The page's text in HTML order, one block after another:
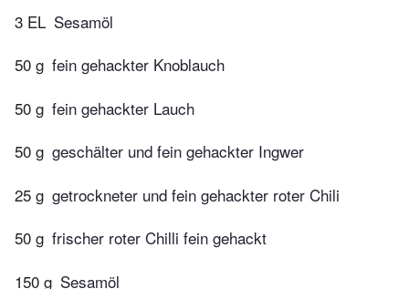
3 EL Sesamöl
50 g fein gehackter Knoblauch
50 g fein gehackter Lauch
50 g geschälter und fein gehackter Ingwer
25 g getrockneter und fein gehackter roter Chili
50 g frischer roter Chilli fein gehackt
150 g Sesamöl